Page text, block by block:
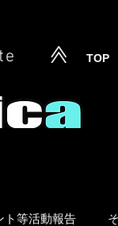
TOP
ト等活動報告